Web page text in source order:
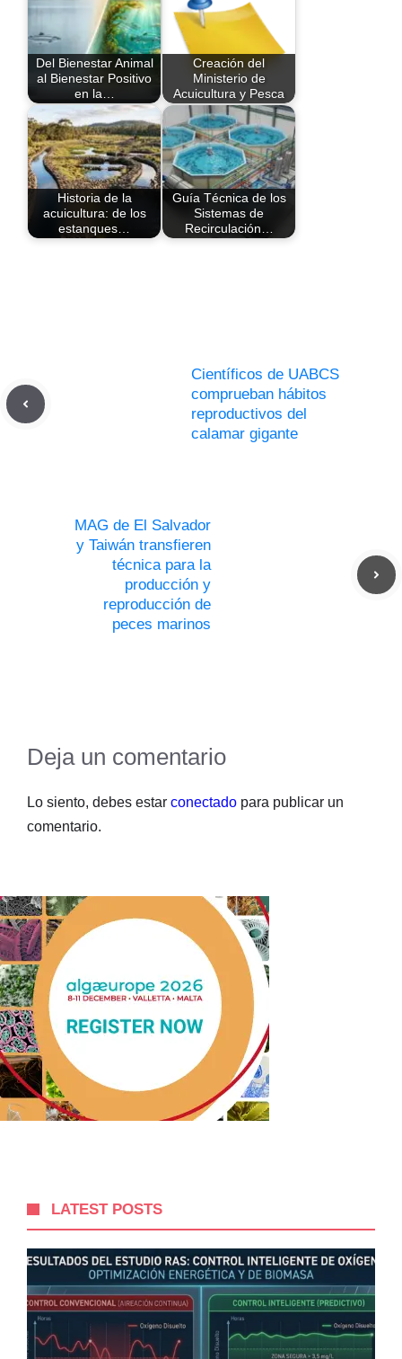
Del Bienestar Animal
al Bienestar Positivo
en la…
Creación del
Ministerio de
Acuicultura y Pesca
Historia de la
acuicultura: de los
estanques…
Guía Técnica de los
Sistemas de
Recirculación…
Científicos de UABCS
comprueban hábitos
reproductivos del
calamar gigante
MAG de El Salvador
y Taiwán transfieren
técnica para la
producción y
reproducción de
peces marinos
Deja un comentario
Lo siento, debes estar conectado para publicar un
comentario.
LATEST POSTS